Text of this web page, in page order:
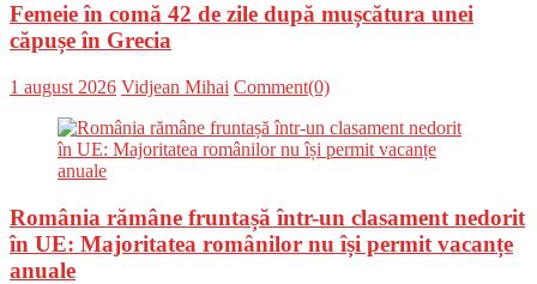
Femeie în comă 42 de zile după mușcătura unei
căpușe în Grecia
Posted
1 august 2026 Author
Vidjean Mihai Comment(0)
România rămâne fruntașă într-un clasament nedorit
în UE: Majoritatea românilor nu își permit vacanțe
anuale